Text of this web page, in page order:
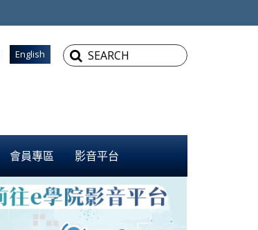
English
會員專區 影音平台